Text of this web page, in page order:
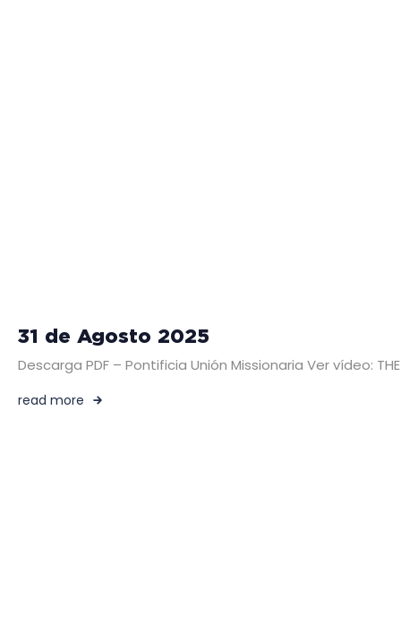
31 de Agosto 2025
Descarga PDF – Pontificia Unión Missionaria Ver vídeo:
read more